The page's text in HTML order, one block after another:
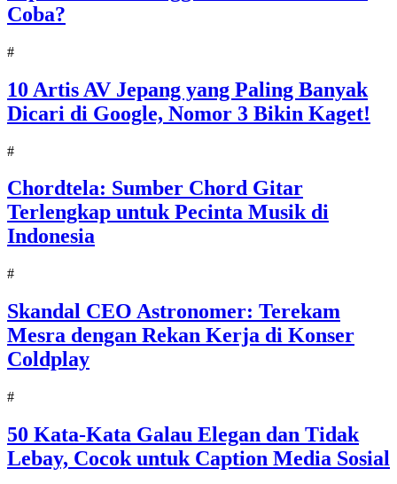
Coba?
#
10 Artis AV Jepang yang Paling Banyak
Dicari di Google, Nomor 3 Bikin Kaget!
#
Chordtela: Sumber Chord Gitar
Terlengkap untuk Pecinta Musik di
Indonesia
#
Skandal CEO Astronomer: Terekam
Mesra dengan Rekan Kerja di Konser
Coldplay
#
50 Kata-Kata Galau Elegan dan Tidak
Lebay, Cocok untuk Caption Media Sosial